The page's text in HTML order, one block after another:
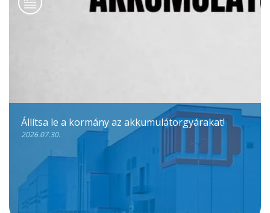
Állítsa le a kormány az akkumulátorgyárakat!
2026.07.30.